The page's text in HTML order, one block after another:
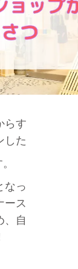
らす
した
なっ
ース
、自